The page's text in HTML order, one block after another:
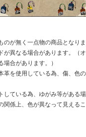
のが無く一点物の商品となり
が異なる場合があります。（
場合があります。）
革を使用している為、傷、色
している為、ゆがみ等がある場
関係上、色が異なって見えるこ